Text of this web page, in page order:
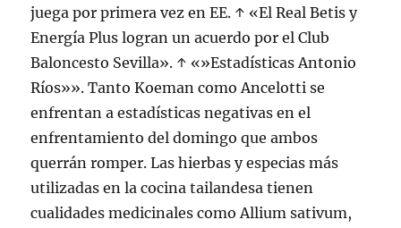
juega por primera vez en EE. ↑ «El Real Betis y
Energía Plus logran un acuerdo por el Club
Baloncesto Sevilla». ↑ «»Estadísticas Antonio
Ríos»». Tanto Koeman como Ancelotti se
enfrentan a estadísticas negativas en el
enfrentamiento del domingo que ambos
querrán romper. Las hierbas y especias más
utilizadas en la cocina tailandesa tienen
cualidades medicinales como Allium sativum,